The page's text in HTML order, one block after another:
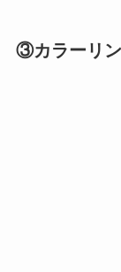
③カラーリン